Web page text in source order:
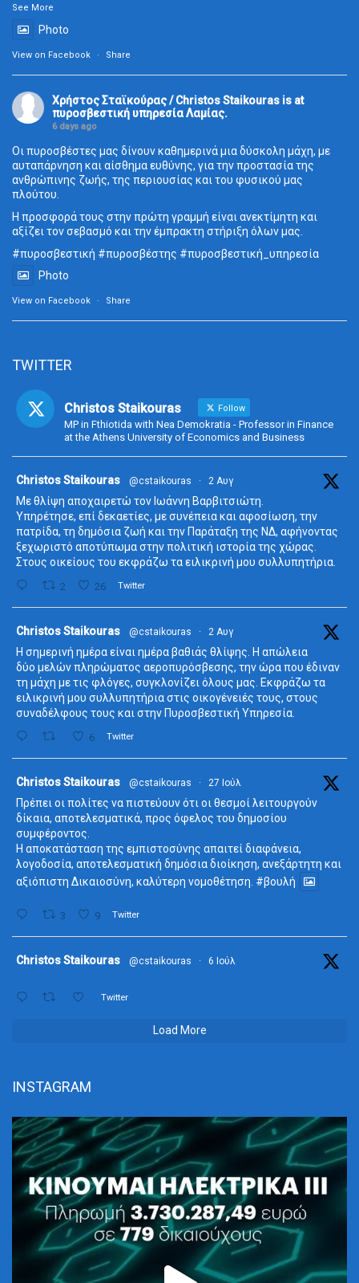
See More
Photo
View on Facebook · Share
Χρήστος Σταϊκούρας / Christos Staikouras is at
πυροσβεστική υπηρεσία Λαμίας.
6 days ago
Οι πυροσβέστες μας δίνουν καθημερινά μια δύσκολη μάχη, με
αυταπάρνηση και αίσθημα ευθύνης, για την προστασία της
ανθρώπινης ζωής, της περιουσίας και του φυσικού μας
πλούτου.
Η προσφορά τους στην πρώτη γραμμή είναι ανεκτίμητη και
αξίζει τον σεβασμό και την έμπρακτη στήριξη όλων μας.
#πυροσβεστική #πυροσβέστης #πυροσβεστική_ υπηρεσία
Photo
View on Facebook · Share
TWITTER
Christos Staikouras Follow
MP in Fthiotida with Nea Demokratia - Professor in Finance
at the Athens University of Economics and Business
Christos Staikouras @cstaikouras · 2 Αυγ
Με θλίψη αποχαιρετώ τον Ιωάννη Βαρβιτσιώτη.
Υπηρέτησε, επί δεκαετίες, με συνέπεια και αφοσίωση, την
πατρίδα, τη δημόσια ζωή και την Παράταξη της ΝΔ, αφήνοντας
ξεχωριστό αποτύπωμα στην πολιτική ιστορία της χώρας.
Στους οικείους του εκφράζω τα ειλικρινή μου συλλυπητήρια.
2 26 Twitter
Christos Staikouras @cstaikouras · 2 Αυγ
Η σημερινή ημέρα είναι ημέρα βαθιάς θλίψης. Η απώλεια
δύο μελών πληρώματος αεροπυρόσβεσης, την ώρα που έδιναν
τη μάχη με τις φλόγες, συγκλονίζει όλους μας. Εκφράζω τα
ειλικρινή μου συλλυπητήρια στις οικογένειές τους, στους
συναδέλφους τους και στην Πυροσβεστική Υπηρεσία.
6 Twitter
Christos Staikouras @cstaikouras · 27 Ιούλ
Πρέπει οι πολίτες να πιστεύουν ότι οι θεσμοί λειτουργούν
δίκαια, αποτελεσματικά, προς όφελος του δημοσίου
συμφέροντος.
Η αποκατάσταση της εμπιστοσύνης απαιτεί διαφάνεια,
λογοδοσία, αποτελεσματική δημόσια διοίκηση, ανεξάρτητη και
αξιόπιστη Δικαιοσύνη, καλύτερη νομοθέτηση. #βουλή
3 9 Twitter
Christos Staikouras @cstaikouras · 6 Ιούλ
Twitter
Load More
INSTAGRAM